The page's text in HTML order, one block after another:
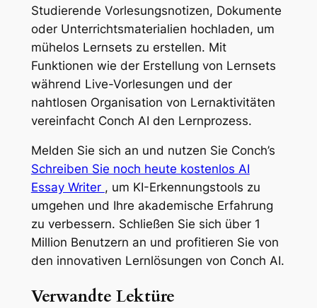
Studierende Vorlesungsnotizen, Dokumente
oder Unterrichtsmaterialien hochladen, um
mühelos Lernsets zu erstellen. Mit
Funktionen wie der Erstellung von Lernsets
während Live-Vorlesungen und der
nahtlosen Organisation von Lernaktivitäten
vereinfacht Conch AI den Lernprozess.
Melden Sie sich an und nutzen Sie Conch’s
Schreiben Sie noch heute kostenlos AI
Essay Writer , um KI-Erkennungstools zu
umgehen und Ihre akademische Erfahrung
zu verbessern. Schließen Sie sich über 1
Million Benutzern an und profitieren Sie von
den innovativen Lernlösungen von Conch AI.
Verwandte Lektüre